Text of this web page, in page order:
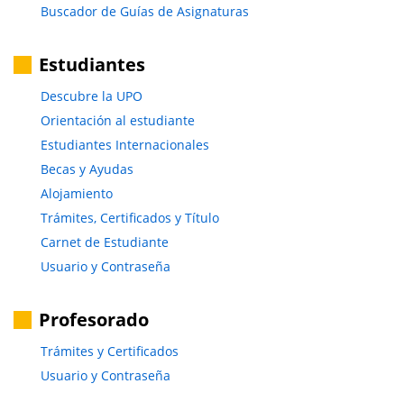
Buscador de Guías de Asignaturas
Estudiantes
Descubre la UPO
Orientación al estudiante
Estudiantes Internacionales
Becas y Ayudas
Alojamiento
Trámites, Certificados y Título
Carnet de Estudiante
Usuario y Contraseña
Profesorado
Trámites y Certificados
Usuario y Contraseña